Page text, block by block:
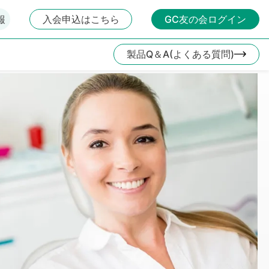
入会申込はこちら GC友の会ログイン
製品Q＆A(よくある質問)